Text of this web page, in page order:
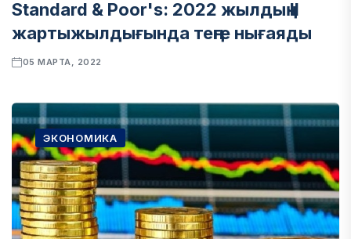
Standard & Poor's: 2022 жылдың II
жартыжылдығында теңге нығаяды
05 МАРТА, 2022
ЭКОНОМИКА